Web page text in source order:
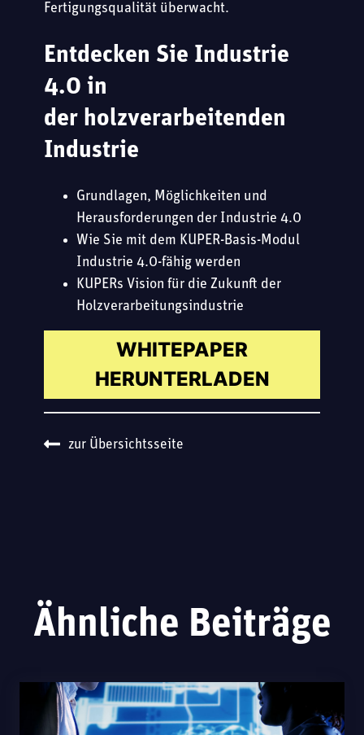
Fertigungsqualität überwacht.
Entdecken Sie Industrie
4.0 in
der holzverarbeitenden
Industrie
Grundlagen, Möglichkeiten und
Herausforderungen der Industrie 4.0
Wie Sie mit dem KUPER-Basis-Modul
Industrie 4.0-fähig werden
KUPERs Vision für die Zukunft der
Holzverarbeitungsindustrie
WHITEPAPER
HERUNTERLADEN
zur Übersichtsseite
Ähnliche Beiträge